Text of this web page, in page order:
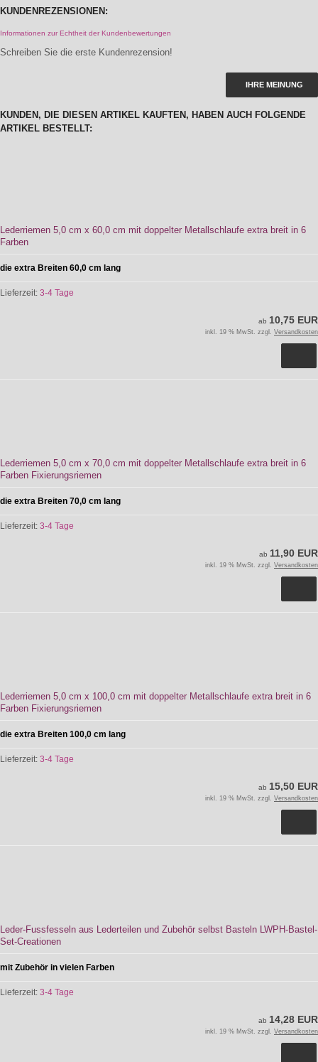
KUNDENREZENSIONEN:
Informationen zur Echtheit der Kundenbewertungen
Schreiben Sie die erste Kundenrezension!
IHRE MEINUNG
KUNDEN, DIE DIESEN ARTIKEL KAUFTEN, HABEN AUCH FOLGENDE
ARTIKEL BESTELLT:
Lederriemen 5,0 cm x 60,0 cm mit doppelter Metallschlaufe extra breit in 6
Farben
die extra Breiten 60,0 cm lang
Lieferzeit: 3-4 Tage
ab 10,75 EUR
inkl. 19 % MwSt. zzgl. Versandkosten
Lederriemen 5,0 cm x 70,0 cm mit doppelter Metallschlaufe extra breit in 6
Farben Fixierungsriemen
die extra Breiten 70,0 cm lang
Lieferzeit: 3-4 Tage
ab 11,90 EUR
inkl. 19 % MwSt. zzgl. Versandkosten
Lederriemen 5,0 cm x 100,0 cm mit doppelter Metallschlaufe extra breit in 6
Farben Fixierungsriemen
die extra Breiten 100,0 cm lang
Lieferzeit: 3-4 Tage
ab 15,50 EUR
inkl. 19 % MwSt. zzgl. Versandkosten
Leder-Fussfesseln aus Lederteilen und Zubehör selbst Basteln LWPH-Bastel-
Set-Creationen
mit Zubehör in vielen Farben
Lieferzeit: 3-4 Tage
ab 14,28 EUR
inkl. 19 % MwSt. zzgl. Versandkosten